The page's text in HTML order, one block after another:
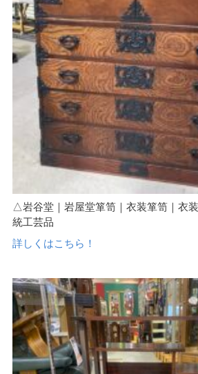
△岩谷堂｜岩屋堂箪笥｜衣装箪笥｜衣
統工芸品
詳しくはこちら！